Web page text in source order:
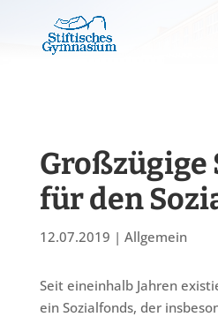
Großzügige
für den
12.07.2019 | Allgemein
Seit eineinhalb Jahren
ein Sozialfonds, der